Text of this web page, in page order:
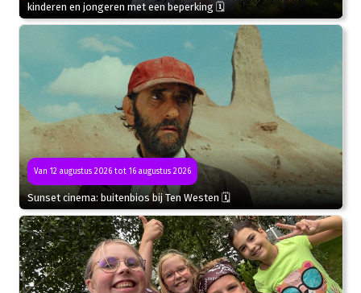
kinderen en jongeren met een beperking 🗓
Van 12 augustus 2026 tot 16 augustus 2026
Sunset cinema: buitenbios bij Ten Westen 🗓